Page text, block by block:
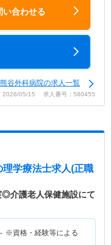
い合わせる
谷外科病院の求人一覧
2026/05/15 求人番号：580455
理学療法士求人(正職
◎介護老人保健施設にて
※資格・経験等による